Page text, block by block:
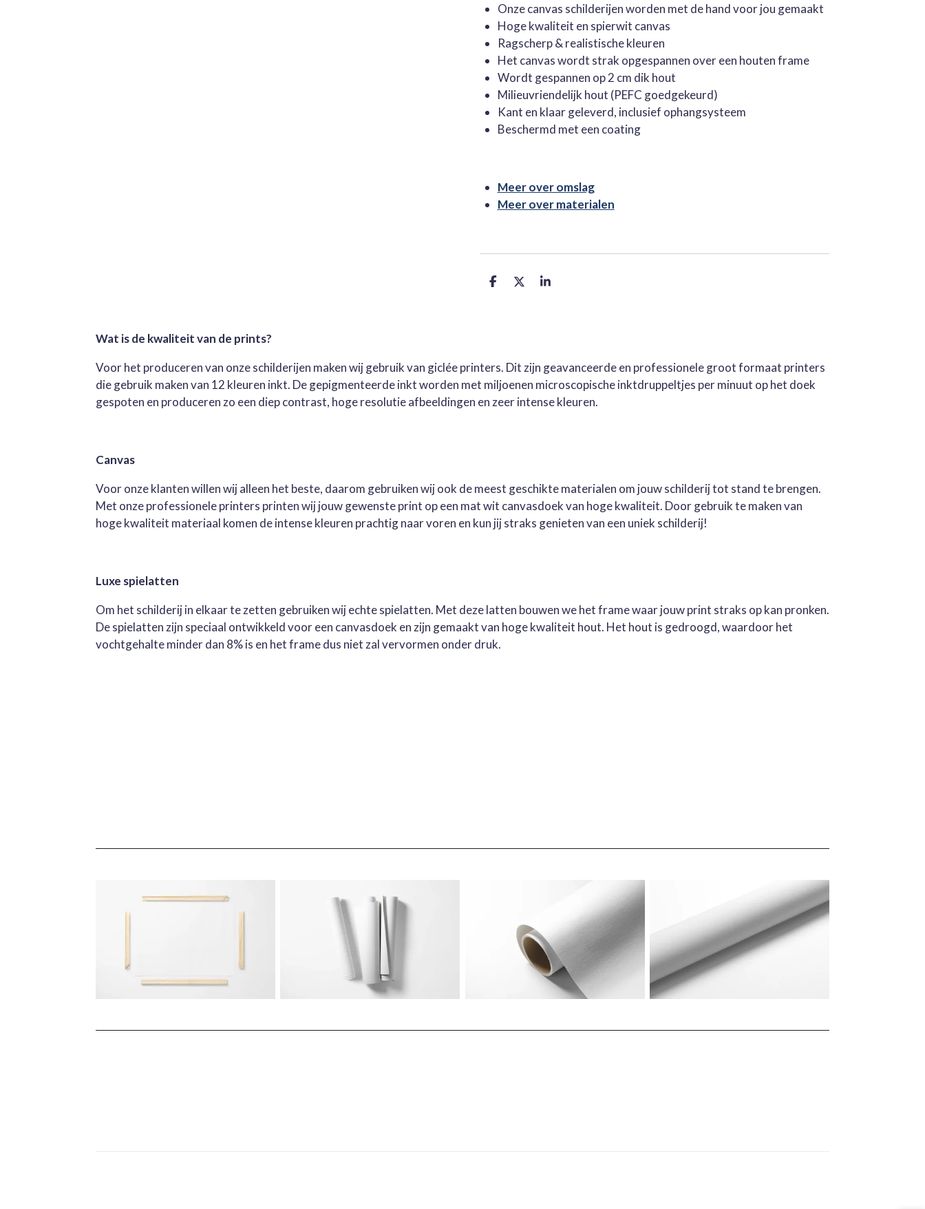
Onze canvas schilderijen worden met de hand voor jou gemaakt
Hoge kwaliteit en spierwit canvas
Ragscherp & realistische kleuren
Het canvas wordt strak opgespannen over een houten frame
Wordt gespannen op 2 cm dik hout
Milieuvriendelijk hout (PEFC goedgekeurd)
Kant en klaar geleverd, inclusief ophangsysteem
Beschermd met een coating
Meer over omslag
Meer over materialen
D
D
S
Wat is de kwaliteit van de prints?
Voor het produceren van onze schilderijen maken wij gebruik van giclée printers. Dit zijn geavanceerde en professionele groot formaat printers
die gebruik maken van 12 kleuren inkt. De gepigmenteerde inkt worden met miljoenen microscopische inktdruppeltjes per minuut op het doek
gespoten en produceren zo een diep contrast, hoge resolutie afbeeldingen en zeer intense kleuren.
Canvas
Voor onze klanten willen wij alleen het beste, daarom gebruiken wij ook de meest geschikte materialen om jouw schilderij tot stand te brengen.
Met onze professionele printers printen wij jouw gewenste print op een mat wit canvasdoek van hoge kwaliteit. Door gebruik te maken van
hoge kwaliteit materiaal komen de intense kleuren prachtig naar voren en kun jij straks genieten van een uniek schilderij!
Luxe spielatten
Om het schilderij in elkaar te zetten gebruiken wij echte spielatten. Met deze latten bouwen we het frame waar jouw print straks op kan pronken.
De spielatten zijn speciaal ontwikkeld voor een canvasdoek en zijn gemaakt van hoge kwaliteit hout. Het hout is gedroogd, waardoor het
vochtgehalte minder dan 8% is en het frame dus niet zal vervormen onder druk.